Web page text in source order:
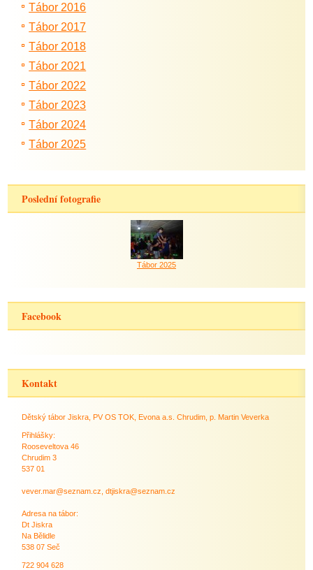
Tábor 2016
Tábor 2017
Tábor 2018
Tábor 2021
Tábor 2022
Tábor 2023
Tábor 2024
Tábor 2025
Poslední fotografie
Tábor 2025
Facebook
Kontakt
Dětský tábor Jiskra, PV OS TOK, Evona a.s. Chrudim, p. Martin Veverka
Přihlášky:
Rooseveltova 46
Chrudim 3
537 01
vever.mar@seznam.cz, dtjiskra@seznam.cz
Adresa na tábor:
Dt Jiskra
Na Bělidle
538 07 Seč
722 904 628